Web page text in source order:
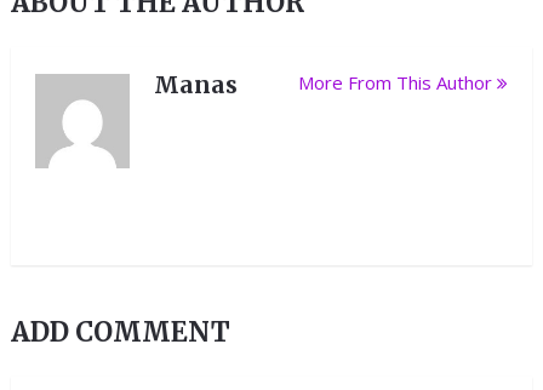
Manas More From This Author
ADD COMMENT